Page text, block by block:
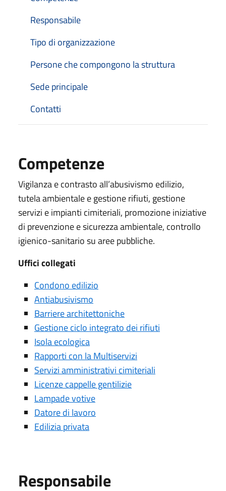
Responsabile
Tipo di organizzazione
Persone che compongono la struttura
Sede principale
Contatti
Competenze
Vigilanza e contrasto all’abusivismo edilizio,
tutela ambientale e gestione rifiuti, gestione
servizi e impianti cimiteriali, promozione iniziative
di prevenzione e sicurezza ambientale, controllo
igienico-sanitario su aree pubbliche.
Uffici collegati
Condono edilizio
Antiabusivismo
Barriere architettoniche
Gestione ciclo integrato dei rifiuti
Isola ecologica
Rapporti con la Multiservizi
Servizi amministrativi cimiteriali
Licenze cappelle gentilizie
Lampade votive
Datore di lavoro
Edilizia privata
Responsabile